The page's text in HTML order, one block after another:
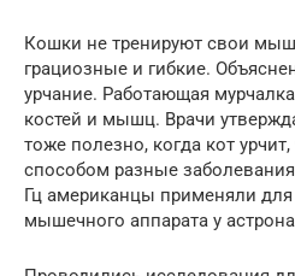
Кошки не тренируют свои
грациозные и гибкие.
урчание. Работающая
костей и мышц. Врачи
тоже полезно, когда кот
способом разные
Гц американцы применяли
мышечного аппарата у